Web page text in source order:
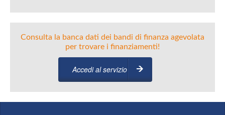
Consulta la banca dati dei bandi di finanza agevolata
per trovare i finanziamenti!
Accedi al servizio